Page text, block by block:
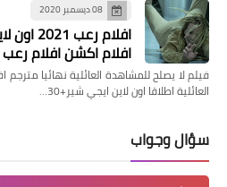
إيريكسون و آبل تصلان
"حرب البراءات"
08 ديسمبر 2020
افلام
افلام اكشن افلام
فيلم لا يصلح للمشاهدة العائلية نهائيا مترجم
العائلية اطلاقا اون لاين ايجي شير+30…
سؤال وجواب